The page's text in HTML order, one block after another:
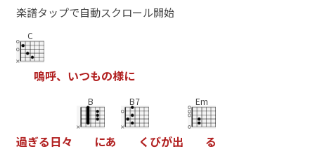
楽譜タップで自動スクロール開始
C
嗚呼、 いつもの様に
過ぎる日々
B
にあ
B7
く びが出
Em
る